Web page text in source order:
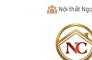
Nội thất